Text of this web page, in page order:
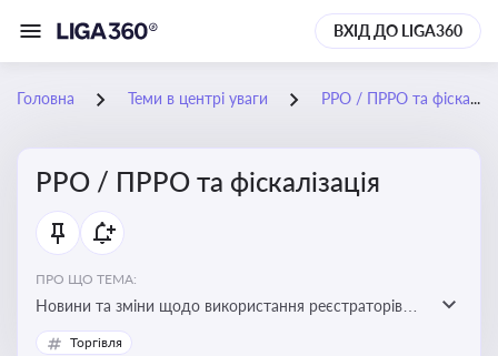
ВХІД ДО LIGA360
Головна Теми в центрі уваги РРО / ПРРО та фіскалізація
РРО / ПРРО та фіскалізація
ПРО ЩО ТЕМА:
Новини та зміни щодо використання реєстраторів
розрахункових операцій, аналіз законодавства про
Торгівля